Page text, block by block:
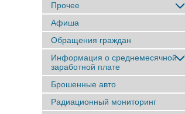
Прочее
Афиша
Обращения граждан
Информация о среднемесячной
заработной плате
Брошенные авто
Радиационный мониторинг